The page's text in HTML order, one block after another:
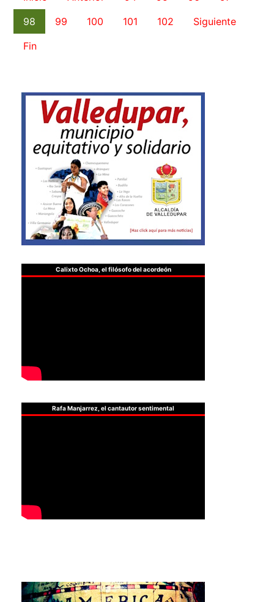
98
99 100 101 102
Siguiente
Fin
Calixto Ochoa, el filósofo del acordeón
Rafa Manjarrez, el cantautor sentimental